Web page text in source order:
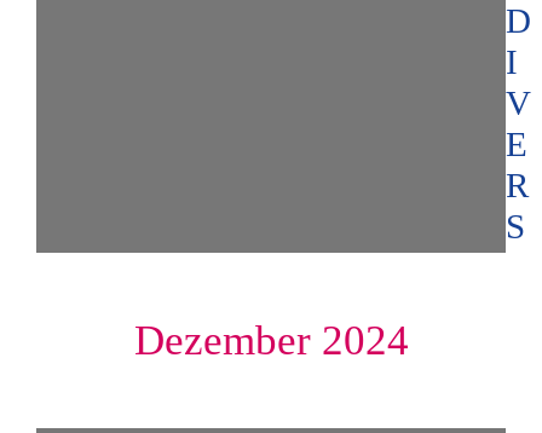
D
I
V
E
R
S
Dezember 2024